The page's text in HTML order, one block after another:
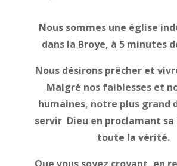
Nous sommes une église
dans la Broye, à 5 minutes
Nous désirons prêcher et
Malgré nos faiblesses et
humaines, notre plus grand
servir Dieu en proclamant sa
toute la vérité.